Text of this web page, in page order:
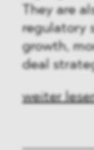
They are
regulatory
growth,
deal
weiter